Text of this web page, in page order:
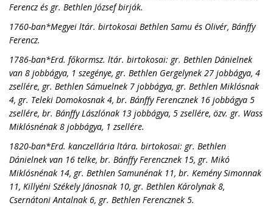
Ferencz és gr. Bethlen József birják.
1760-ban*Megyei ltár. birtokosai Bethlen Samu és Olivér, Bánffy
Ferencz.
1786-ban*Erd. főkormsz. ltár. birtokosai: gr. Bethlen Dánielnek
van 8 jobbágya, 1 szegénye, gr. Bethlen Gergelynek 27 jobbágya, 4
zsellére, gr. Bethlen Sámuelnek 7 jobbágya, gr. Bethlen Miklósnak
4, gr. Teleki Domokosnak 4, br. Bánffy Ferencznek 16 jobbágya 5
zsellére, br. Bánffy Lászlónak 13 jobbágya, 5 zsellére, özv. gr. Wass
Miklósnénak 8 jobbágya, 1 zsellére.
1820-ban*Erd. kanczellária ltára. birtokosai: gr. Bethlen
Dánielnek van 16 telke, br. Bánffy Ferencznek 15, gr. Mikó
Miklósnénak 14, gr. Bethlen Samunénak 11, br. Kemény Simonnak
11, Killyéni Székely Jánosnak 10, gr. Bethlen Károlynak 8,
Csernátoni Antalnak 6, gr. Bethlen Ferencznek 5.